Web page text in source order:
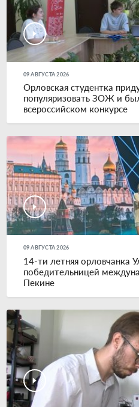
09 АВГУСТА 2026
Орловская студентка
популяризовать ЗОЖ и
всероссийском конкурсе
09 АВГУСТА 2026
14-ти летняя орловчанка
победительницей
Пекине